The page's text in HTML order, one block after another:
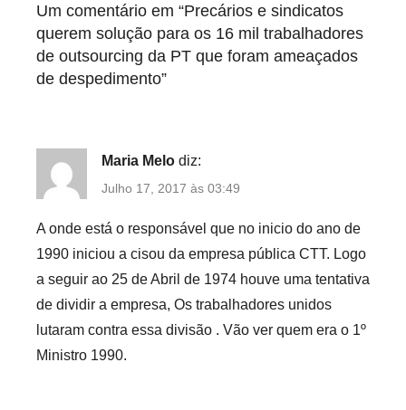
ã
o
,
h
o
Um comentário em “Precários e sindicatos
querem solução para os 16 mil trabalhadores
de outsourcing da PT que foram ameaçados
de despedimento”
Maria Melo diz:
Julho 17, 2017 às 03:49
A onde está o responsável que no inicio do ano de
1990 iniciou a cisou da empresa pública CTT. Logo
a seguir ao 25 de Abril de 1974 houve uma tentativa
de dividir a empresa, Os trabalhadores unidos
lutaram contra essa divisão . Vão ver quem era o 1º
Ministro 1990.